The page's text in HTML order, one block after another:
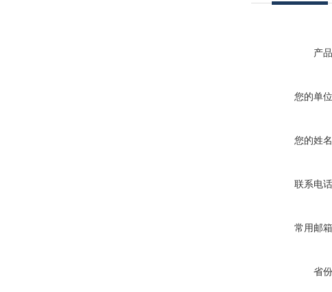
产品
您的单位
您的姓名
联系电话
常用邮箱
省份